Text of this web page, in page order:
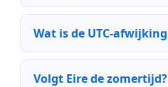
Wat is de UTC-
Volgt Eire de zomertijd?